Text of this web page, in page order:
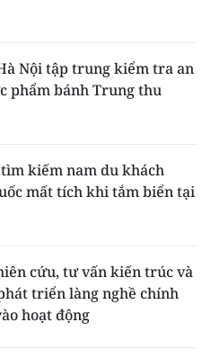
Nội tập trung kiểm tra an
phẩm bánh Trung thu
kiếm nam du khách
mất tích khi tắm biển tại
cứu, tư vấn kiến trúc và
triển làng nghề chính
hoạt động